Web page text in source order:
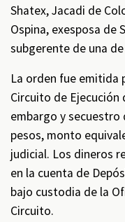
Shatex, Jacadi de
Ospina, exesposa de
subgerente de una
La orden fue emitida
Circuito de Ejecución
embargo y secuestro
pesos, monto
judicial. Los dineros
en la cuenta de
bajo custodia de la
Circuito.